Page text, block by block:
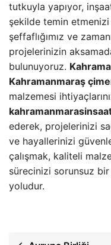
tutkuyla yapıyor,
şekilde temin
şeffaflığımız ve
projelerinizin
bulunuyoruz.
Kahramanmaraş
malzemesi
ederek, projelerinizi
ve hayallerinizi
çalışmak, kaliteli
sürecinizi sorunsuz
yoludur.